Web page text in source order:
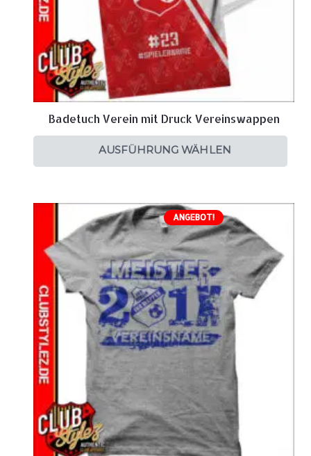
Badetuch Verein mit Druck Vereinswappen
AUSFÜHRUNG WÄHLEN
ANGEBOT!